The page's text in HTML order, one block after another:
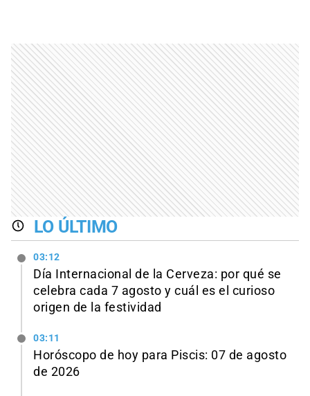
LO ÚLTIMO
03:12
Día Internacional de la Cerveza: por qué se
celebra cada 7 agosto y cuál es el curioso
origen de la festividad
03:11
Horóscopo de hoy para Piscis: 07 de agosto
de 2026